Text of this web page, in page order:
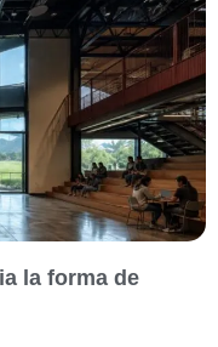
la forma de